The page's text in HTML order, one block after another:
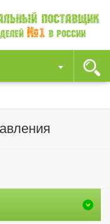
поставщик
№1 в России